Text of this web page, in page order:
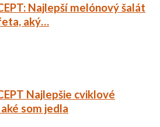
Najlepší melónový šalát
aký…
Najlepšie cviklové
som jedla